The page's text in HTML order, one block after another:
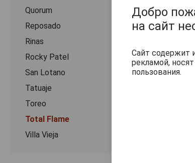
Quorum
Reposado
Rinas
Rocky Patel
San Lotano
Tatuaje
Toreo
Total Flame
Villa Vieja
Добро
на сайт
Сайт содержит
рекламой,
пользования.